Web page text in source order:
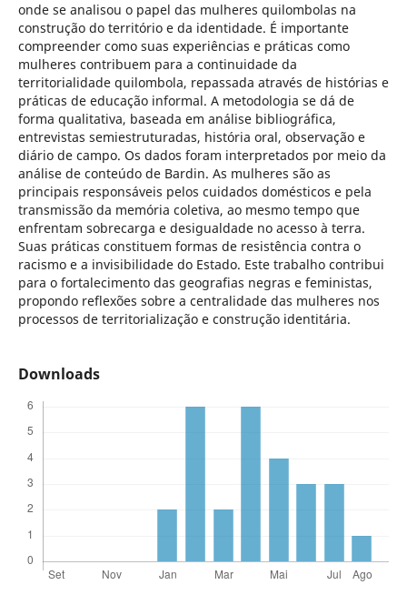
onde se analisou o papel das mulheres quilombolas na
construção do território e da identidade. É importante
compreender como suas experiências e práticas como
mulheres contribuem para a continuidade da
territorialidade quilombola, repassada através de histórias e
práticas de educação informal. A metodologia se dá de
forma qualitativa, baseada em análise bibliográfica,
entrevistas semiestruturadas, história oral, observação e
diário de campo. Os dados foram interpretados por meio da
análise de conteúdo de Bardin. As mulheres são as
principais responsáveis ​​pelos cuidados domésticos e pela
transmissão da memória coletiva, ao mesmo tempo que
enfrentam sobrecarga e desigualdade no acesso à terra.
Suas práticas constituem formas de resistência contra o
racismo e a invisibilidade do Estado. Este trabalho contribui
para o fortalecimento das geografias negras e feministas,
propondo reflexões sobre a centralidade das mulheres nos
processos de territorialização e construção identitária.
Downloads